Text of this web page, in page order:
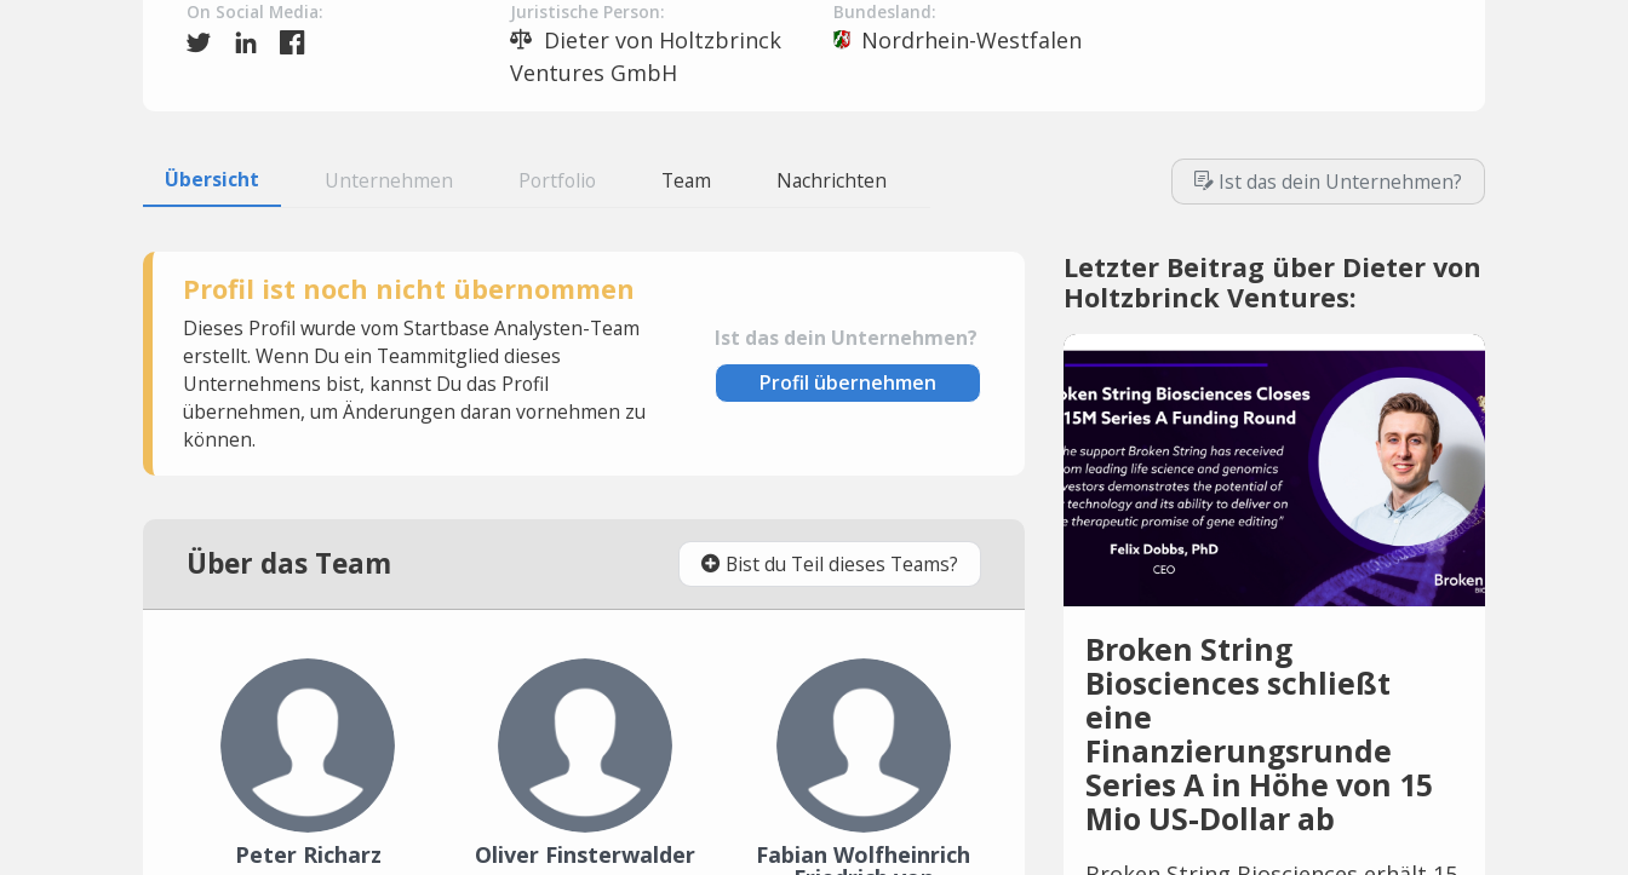
On Social Media: Juristische Person:
Dieter von Holtzbrinck
Ventures GmbH
Bundesland:
Nordrhein-Westfalen
Übersicht Unternehmen Portfolio Team Nachrichten Ist das dein Unternehmen?
Profil ist noch nicht übernommen
Dieses Profil wurde vom Startbase Analysten-Team
erstellt. Wenn Du ein Teammitglied dieses
Unternehmens bist, kannst Du das Profil
übernehmen, um Änderungen daran vornehmen zu
können.
Ist das dein Unternehmen?
Profil übernehmen
Über das Team Bist du Teil dieses Teams?
Peter Richarz Oliver Finsterwalder Fabian Wolfheinrich
Letzter Beitrag über Dieter von
Holtzbrinck Ventures:
Broken String
Biosciences schließt
eine
Finanzierungsrunde
Series A in Höhe von 15
Mio US-Dollar ab